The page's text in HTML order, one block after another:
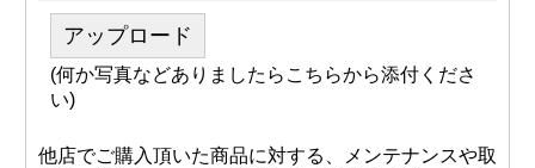
アップロード
(何か写真などありましたらこちらから添付くださ
い)
他店でご購入頂いた商品に対する、メンテナンスや取